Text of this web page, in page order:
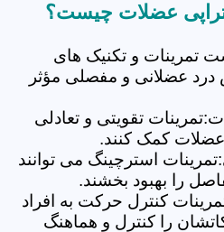
عضلات چیست؟
تمرینات و تکنیک های
درد عضلانی و مفصلی مؤثر
تقویتی و تعادلی
عضلات کمک کنند.
استرچینگ می توانند
را بهبود بخشند.
کنترل حرکت به افراد
را کنترل و هماهنگ